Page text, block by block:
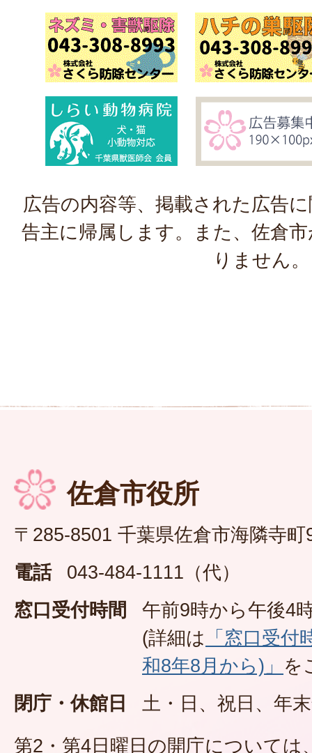
広告の内容等、掲載された広告
告主に帰属します。また、佐倉
りません。
佐倉市役所
〒285-8501 千葉県佐倉市海隣寺町
電話
043-484-1111（代）
窓口受付時間
午前9時から午後4
(詳細は 「窓口受
和8年8月から)」 を
閉庁・休館日
土・日、祝日、年
第2・第4日曜日の開庁については